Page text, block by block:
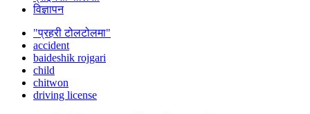
विज्ञापन
"प्रहरी टोलटोलमा"
accident
baideshik rojgari
child
chitwon
driving license